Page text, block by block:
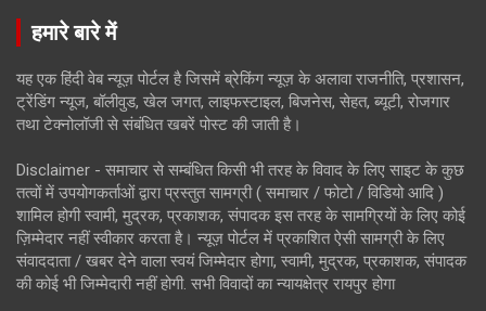
हमारे बारे में
यह एक हिंदी वेब न्यूज़ पोर्टल है जिसमें ब्रेकिंग न्यूज़ के अलावा राजनीति, प्रशासन,
ट्रेंडिंग न्यूज, बॉलीवुड, खेल जगत, लाइफस्टाइल, बिजनेस, सेहत, ब्यूटी, रोजगार
तथा टेक्नोलॉजी से संबंधित खबरें पोस्ट की जाती है।
Disclaimer - समाचार से सम्बंधित किसी भी तरह के विवाद के लिए साइट के कुछ
तत्वों में उपयोगकर्ताओं द्वारा प्रस्तुत सामग्री ( समाचार / फोटो / विडियो आदि )
शामिल होगी स्वामी, मुद्रक, प्रकाशक, संपादक इस तरह के सामग्रियों के लिए कोई
ज़िम्मेदार नहीं स्वीकार करता है। न्यूज़ पोर्टल में प्रकाशित ऐसी सामग्री के लिए
संवाददाता / खबर देने वाला स्वयं जिम्मेदार होगा, स्वामी, मुद्रक, प्रकाशक, संपादक
की कोई भी जिम्मेदारी नहीं होगी. सभी विवादों का न्यायक्षेत्र रायपुर होगा